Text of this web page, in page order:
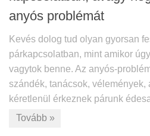
anyós problémát
Kevés dolog tud olyan gyorsan
párkapcsolatban, mint amikor
vagytok benne. Az anyós-
szándék, tanácsok, vélemények,
kéretlenül érkeznek párunk
Tovább »